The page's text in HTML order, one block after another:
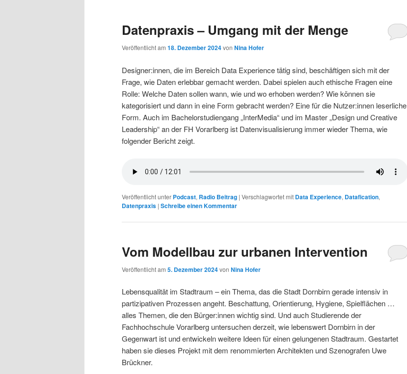
Datenpraxis – Umgang mit der Menge
Veröffentlicht am 18. Dezember 2024von Nina Hofer
Designer:innen, die im Bereich Data Experience tätig sind, beschäftigen sich mit der
Frage, wie Daten erlebbar gemacht werden. Dabei spielen auch ethische Fragen eine
Rolle: Welche Daten sollen wann, wie und wo erhoben werden? Wie können sie
kategorisiert und dann in eine Form gebracht werden? Eine für die Nutzer:innen leserliche
Form. Auch im Bachelorstudiengang „InterMedia“ und im Master „Design und Creative
Leadership“ an der FH Vorarlberg ist Datenvisualisierung immer wieder Thema, wie
folgender Bericht zeigt.
Veröffentlicht unter Podcast, Radio Beitrag | Verschlagwortet mit Data Experience, Datafication,
Datenpraxis | Schreibe einen Kommentar
Vom Modellbau zur urbanen Intervention
Veröffentlicht am 5. Dezember 2024von Nina Hofer
Lebensqualität im Stadtraum – ein Thema, das die Stadt Dornbirn gerade intensiv in
partizipativen Prozessen angeht. Beschattung, Orientierung, Hygiene, Spielflächen …
alles Themen, die den Bürger:innen wichtig sind. Und auch Studierende der
Fachhochschule Vorarlberg untersuchen derzeit, wie lebenswert Dornbirn in der
Gegenwart ist und entwickeln weitere Ideen für einen gelungenen Stadtraum. Gestartet
haben sie dieses Projekt mit dem renommierten Architekten und Szenografen Uwe
Brückner.